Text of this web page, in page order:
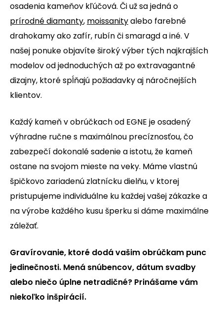
osadenia kameňov kľúčová. Či už sa jedná o
prírodné diamanty, moissanityalebo farebné
drahokamy ako zafír, rubín či smaragd a iné. V
našej ponuke objavíte široký výber tých najkrajších
modelov od jednoduchých až po extravagantné
dizajny, ktoré spĺňajú požiadavky aj náročnejších
klientov.
Každý kameň v obrúčkach od EGNE je osadený
výhradne ručne s maximálnou precíznosťou, čo
zabezpečí dokonalé sadenie a istotu, že kameň
ostane na svojom mieste na veky. Máme vlastnú
špičkovo zariadenú zlatnícku dielňu, v ktorej
pristupujeme individuálne ku každej vašej zákazke a
na výrobe každého kusu šperku si dáme maximálne
záležať.
Gravírovanie, ktoré dodá vašim obrúčkam punc
jedinečnosti. Mená snúbencov, dátum svadby
alebo niečo úplne netradičné? Prinášame vám
niekoľko inšpirácií.